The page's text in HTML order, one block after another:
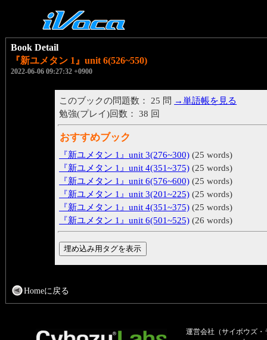
Book Detail
『新ユメタン 1』unit 6(526~550)
2022-06-06 09:27:32 +0900
このブックの問題数： 25 問 →単語帳を見る
勉強(プレイ)回数： 38 回
おすすめブック
『新ユメタン 1』unit 3(276~300) (25 words)
『新ユメタン 1』unit 4(351~375) (25 words)
『新ユメタン 1』unit 6(576~600) (25 words)
『新ユメタン 1』unit 3(201~225) (25 words)
『新ユメタン 1』unit 4(351~375) (25 words)
『新ユメタン 1』unit 6(501~525) (26 words)
Homeに戻る
運営会社（サイボウズ・